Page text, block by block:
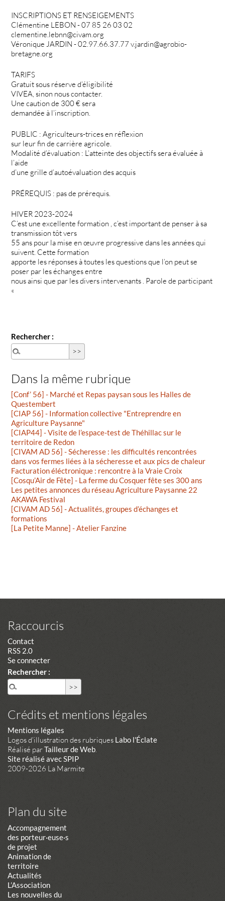
INSCRIPTIONS ET RENSEIGEMENTS
Clémentine LEBON - 07 85 26 03 02
clementine.lebnn@civam.org
Véronique JARDIN - 02.97.66.37.77 v.jardin@agrobio-
bretagne.org
TARIFS
Gratuit sous réserve d’éligibilité
VIVEA, sinon nous contacter.
Une caution de 300 € sera
demandée à l’inscription.
PUBLIC : Agriculteurs-trices en réflexion
sur leur fin de carrière agricole.
Modalité d’évaluation : L’atteinte des objectifs sera évaluée à
l’aide
d’une grille d’autoévaluation des acquis
PRÉREQUIS : pas de prérequis.
HIVER 2023-2024
C’est une excellente formation , c’est important de penser à sa
transmission tôt vers
55 ans pour la mise en œuvre progressive dans les années qui
suivent. Cette formation
apporte les réponses à toutes les questions que l’on peut se
poser par les échanges entre
nous ainsi que par les divers intervenants . Parole de participant
«
Rechercher :
Dans la même rubrique
[Conf’ 56] - Marché et Repas paysan sous les Halles de
Questembert
[CIAP 56] - Information collective "Entreprendre en
Agriculture Paysanne"
[CIAP44] - Visite de l’espace-test de Théhillac sur le
territoire de Redon
[CIVAM AD 56] - Sécheresse : les difficultés rencontrées
dans vos fermes liées à la sécheresse et aux pics de chaleur
Facturation éléctronique : rencontre à la Vraie Croix
[Cosqu’Air de Fête] - La ferme du Cosquer fête ses 300 ans
Les petites annonces du réseau Agriculture Paysanne 22
AKAWA Festival
[CIVAM AD 56] - Actualités, groupes d’échanges et
formations
[La Petite Manne] - Atelier Fanzine
Raccourcis
Contact
RSS 2.0
Se connecter
Rechercher :
Crédits et mentions légales
Mentions légales
Logos d'illustration des rubriques Labo l'Éclate
Réalisé parTailleur de Web.
Site réalisé avec SPIP
2009-2026 La Marmite
Plan du site
Accompagnement
des porteur·euse·s
de projet
Animation de
territoire
Actualités
L’Association
Les nouvelles du